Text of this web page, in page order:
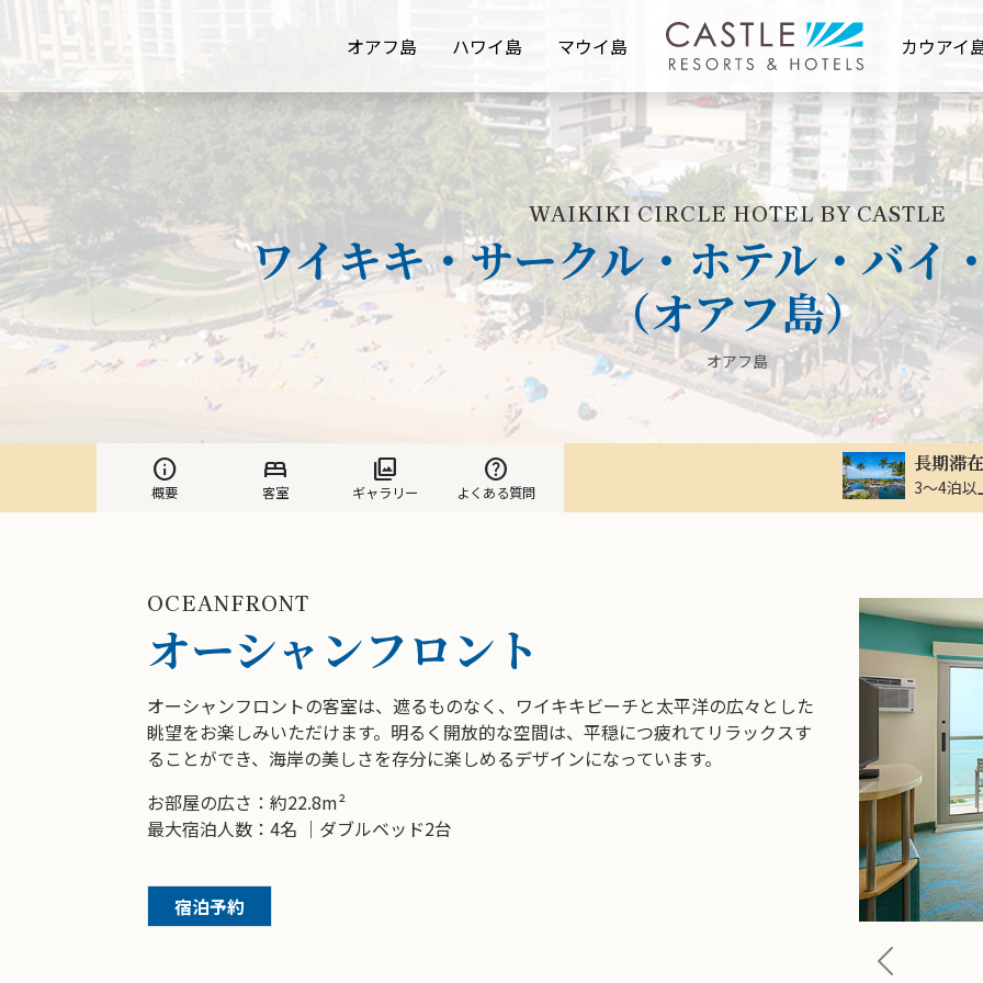
オアフ島 ハワイ島 マウイ島 カウアイ
WAIKIKI CIRCLE HOTEL BY CASTLE
ワイキキ・サークル・ホテル・バイ
（オアフ島）
オアフ島
info
概要
bed
客室
photo_library
ギャラリー
help
よくある質問
長期滞
3～4泊
OCEANFRONT
オーシャンフロント
オーシャンフロントの客室は、遮るものなく、ワイキキビーチと太平洋の広々とした
眺望をお楽しみいただけます。明るく開放的な空間は、平穏につ疲れてリラックスす
ることができ、海岸の美しさを存分に楽しめるデザインになっています。
お部屋の広さ：約22.8m²
最大宿泊人数：4名 ｜ダブルベッド2台
宿泊予約
Previous